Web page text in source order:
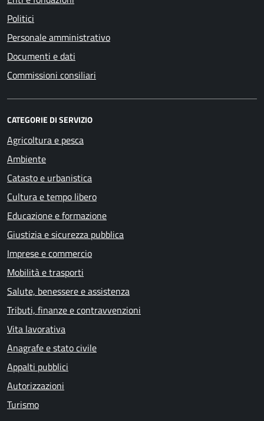
Politici
Personale amministrativo
Documenti e dati
Commissioni consiliari
CATEGORIE DI SERVIZIO
Agricoltura e pesca
Ambiente
Catasto e urbanistica
Cultura e tempo libero
Educazione e formazione
Giustizia e sicurezza pubblica
Imprese e commercio
Mobilità e trasporti
Salute, benessere e assistenza
Tributi, finanze e contravvenzioni
Vita lavorativa
Anagrafe e stato civile
Appalti pubblici
Autorizzazioni
Turismo